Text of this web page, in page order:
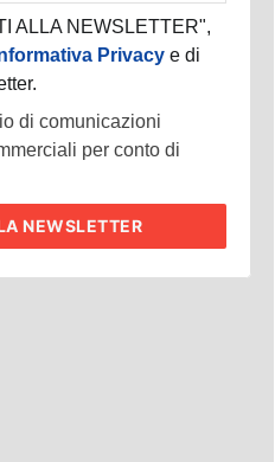
NEWSLETTER",
Privacy e di
di comunicazioni
per conto di
NEWSLETTER